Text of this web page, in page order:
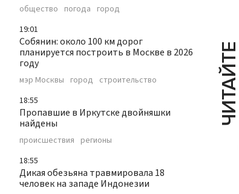
общество погода город
19:01
Собянин: около 100 км дорог
планируется построить в Москве в 2026
году
мэр Москвы город строительство
18:55
Пропавшие в Иркутске двойняшки
найдены
происшествия регионы
18:55
Дикая обезьяна травмировала 18
человек на западе Индонезии
Ч
И
Т
А
Т
Е
Т
А
К
Ж